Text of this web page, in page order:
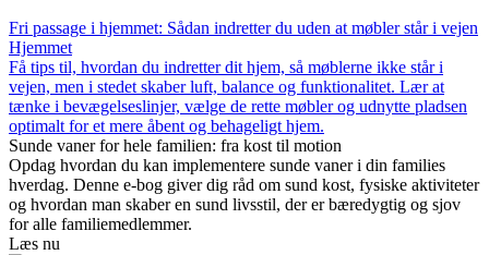
Fri passage i hjemmet: Sådan indretter du uden at møbler står i vejen
Hjemmet
Få tips til, hvordan du indretter dit hjem, så møblerne ikke står i
vejen, men i stedet skaber luft, balance og funktionalitet. Lær at
tænke i bevægelseslinjer, vælge de rette møbler og udnytte pladsen
optimalt for et mere åbent og behageligt hjem.
Sunde vaner for hele familien: fra kost til motion
Opdag hvordan du kan implementere sunde vaner i din families
hverdag. Denne e-bog giver dig råd om sund kost, fysiske aktiviteter
og hvordan man skaber en sund livsstil, der er bæredygtig og sjov
for alle familiemedlemmer.
Læs nu